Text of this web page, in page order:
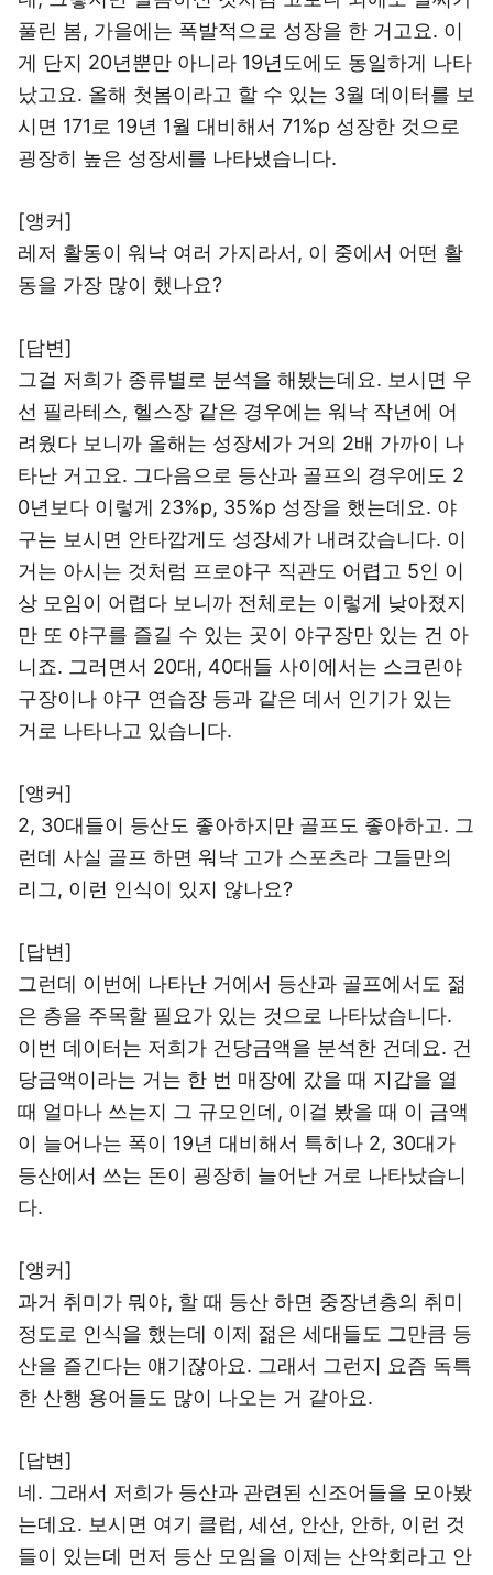
풀린 봄, 가을에는 폭발적으로 성장을 한 거고요. 이
게 단지 20년뿐만 아니라 19년도에도 동일하게 나타
났고요. 올해 첫봄이라고 할 수 있는 3월 데이터를 보
시면 171로 19년 1월 대비해서 71%p 성장한 것으로
굉장히 높은 성장세를 나타냈습니다.
[앵커]
레저 활동이 워낙 여러 가지라서, 이 중에서 어떤 활
동을 가장 많이 했나요?
[답변]
그걸 저희가 종류별로 분석을 해봤는데요. 보시면 우
선 필라테스, 헬스장 같은 경우에는 워낙 작년에 어
려웠다 보니까 올해는 성장세가 거의 2배 가까이 나
타난 거고요. 그다음으로 등산과 골프의 경우에도 2
0년보다 이렇게 23%p, 35%p 성장을 했는데요. 야
구는 보시면 안타깝게도 성장세가 내려갔습니다. 이
거는 아시는 것처럼 프로야구 직관도 어렵고 5인 이
상 모임이 어렵다 보니까 전체로는 이렇게 낮아졌지
만 또 야구를 즐길 수 있는 곳이 야구장만 있는 건 아
니죠. 그러면서 20대, 40대들 사이에서는 스크린야
구장이나 야구 연습장 등과 같은 데서 인기가 있는
거로 나타나고 있습니다.
[앵커]
2, 30대들이 등산도 좋아하지만 골프도 좋아하고. 그
런데 사실 골프 하면 워낙 고가 스포츠라 그들만의
리그, 이런 인식이 있지 않나요?
[답변]
그런데 이번에 나타난 거에서 등산과 골프에서도 젊
은 층을 주목할 필요가 있는 것으로 나타났습니다.
이번 데이터는 저희가 건당금액을 분석한 건데요. 건
당금액이라는 거는 한 번 매장에 갔을 때 지갑을 열
때 얼마나 쓰는지 그 규모인데, 이걸 봤을 때 이 금액
이 늘어나는 폭이 19년 대비해서 특히나 2, 30대가
등산에서 쓰는 돈이 굉장히 늘어난 거로 나타났습니
다.
[앵커]
과거 취미가 뭐야, 할 때 등산 하면 중장년층의 취미
정도로 인식을 했는데 이제 젊은 세대들도 그만큼 등
산을 즐긴다는 얘기잖아요. 그래서 그런지 요즘 독특
한 산행 용어들도 많이 나오는 거 같아요.
[답변]
네. 그래서 저희가 등산과 관련된 신조어들을 모아봤
는데요. 보시면 여기 클럽, 세션, 안산, 안하, 이런 것
들이 있는데 먼저 등산 모임을 이제는 산악회라고 안